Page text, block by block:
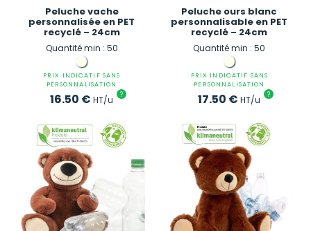
Peluche vache
personnalisée en PET
recyclé – 24cm
Quantité min : 50
PRIX INDICATIF SANS
PERSONNALISATION
16.50 € HT/u ?
Peluche ours blanc
personnalisable en PET
recyclé – 24cm
Quantité min : 50
PRIX INDICATIF SANS
PERSONNALISATION
17.50 € HT/u ?